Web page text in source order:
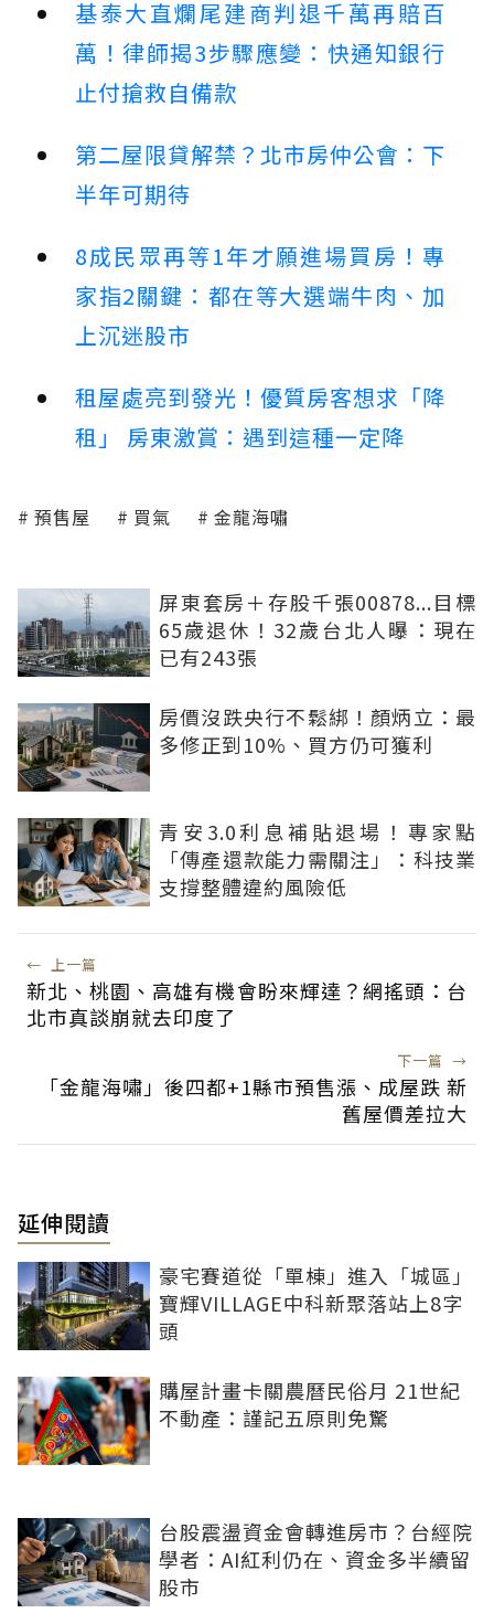
基泰大直爛尾建商判退千萬再賠百
萬！律師揭3步驟應變：快通知銀行
止付搶救自備款
第二屋限貸解禁？北市房仲公會：下
半年可期待
8成民眾再等1年才願進場買房！專
家指2關鍵：都在等大選端牛肉、加
上沉迷股市
租屋處亮到發光！優質房客想求「降
租」 房東激賞：遇到這種一定降
預售屋 買氣 金龍海嘯
屏東套房＋存股千張00878...目標
65歲退休！32歲台北人曝：現在
已有243張
房價沒跌央行不鬆綁！顏炳立：最
多修正到10%、買方仍可獲利
青安3.0利息補貼退場！專家點
「傳產還款能力需關注」：科技業
支撐整體違約風險低
← 上一篇
新北、桃園、高雄有機會盼來輝達？網搖頭：台
北市真談崩就去印度了
下一篇 →
「金龍海嘯」後四都+1縣市預售漲、成屋跌 新
舊屋價差拉大
延伸閱讀
豪宅賽道從「單棟」進入「城區」
寶輝VILLAGE中科新聚落站上8字
頭
購屋計畫卡關農曆民俗月 21世紀
不動產：謹記五原則免驚
台股震盪資金會轉進房市？台經院
學者：AI紅利仍在、資金多半續留
股市